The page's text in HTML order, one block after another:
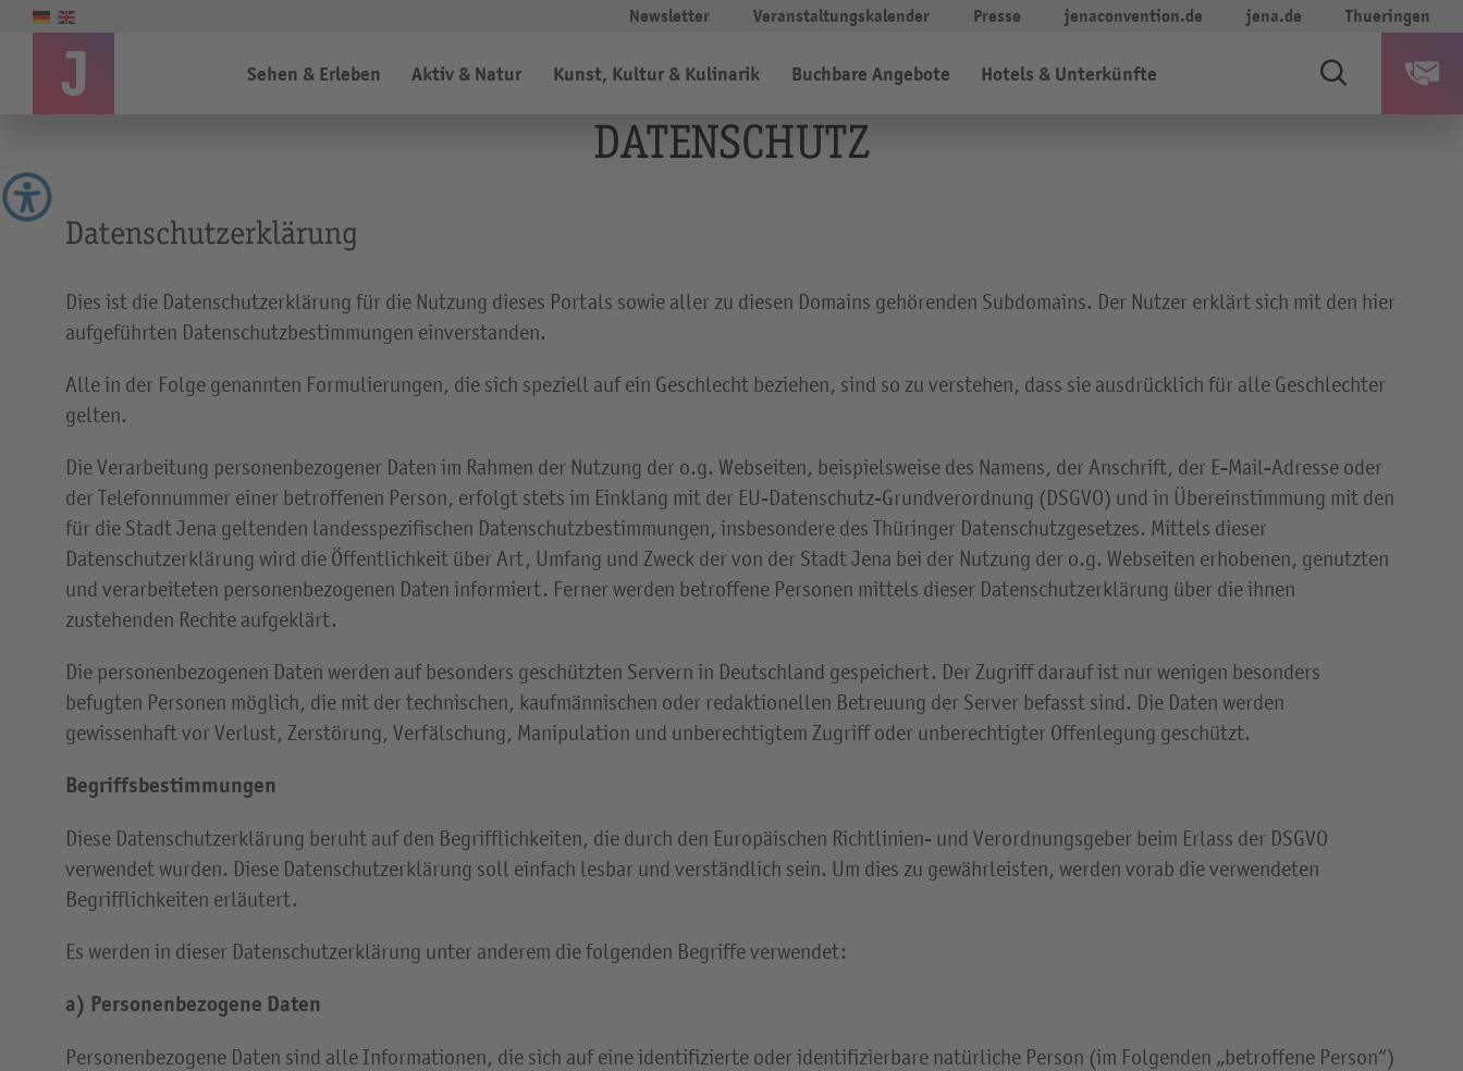
Newsletter Veranstaltungskalender Presse jenaconvention.de jena.de Thueringen
Sehen & Erleben Aktiv & Natur Kunst, Kultur & Kulinarik Buchbare Angebote Hotels & Unterkünfte
DATENSCHUTZ
Datenschutzerklärung
Dies ist die Datenschutzerklärung für die Nutzung dieses Portals sowie aller zu diesen Domains gehörenden Subdomains. Der Nutzer erklärt sich mit den hier
aufgeführten Datenschutzbestimmungen einverstanden.
Alle in der Folge genannten Formulierungen, die sich speziell auf ein Geschlecht beziehen, sind so zu verstehen, dass sie ausdrücklich für alle Geschlechter
gelten.
Die Verarbeitung personenbezogener Daten im Rahmen der Nutzung der o.g. Webseiten, beispielsweise des Namens, der Anschrift, der E-Mail-Adresse oder
der Telefonnummer einer betroffenen Person, erfolgt stets im Einklang mit der EU-Datenschutz-Grundverordnung (DSGVO) und in Übereinstimmung mit den
für die Stadt Jena geltenden landesspezifischen Datenschutzbestimmungen, insbesondere des Thüringer Datenschutzgesetzes. Mittels dieser
Datenschutzerklärung wird die Öffentlichkeit über Art, Umfang und Zweck der von der Stadt Jena bei der Nutzung der o.g. Webseiten erhobenen, genutzten
und verarbeiteten personenbezogenen Daten informiert. Ferner werden betroffene Personen mittels dieser Datenschutzerklärung über die ihnen
zustehenden Rechte aufgeklärt.
Die personenbezogenen Daten werden auf besonders geschützten Servern in Deutschland gespeichert. Der Zugriff darauf ist nur wenigen besonders
befugten Personen möglich, die mit der technischen, kaufmännischen oder redaktionellen Betreuung der Server befasst sind. Die Daten werden
gewissenhaft vor Verlust, Zerstörung, Verfälschung, Manipulation und unberechtigtem Zugriff oder unberechtigter Offenlegung geschützt.
Begriffsbestimmungen
Diese Datenschutzerklärung beruht auf den Begrifflichkeiten, die durch den Europäischen Richtlinien- und Verordnungsgeber beim Erlass der DSGVO
verwendet wurden. Diese Datenschutzerklärung soll einfach lesbar und verständlich sein. Um dies zu gewährleisten, werden vorab die verwendeten
Begrifflichkeiten erläutert.
Es werden in dieser Datenschutzerklärung unter anderem die folgenden Begriffe verwendet:
a) Personenbezogene Daten
Personenbezogene Daten sind alle Informationen, die sich auf eine identifizierte oder identifizierbare natürliche Person (im Folgenden „betroffene Person“)